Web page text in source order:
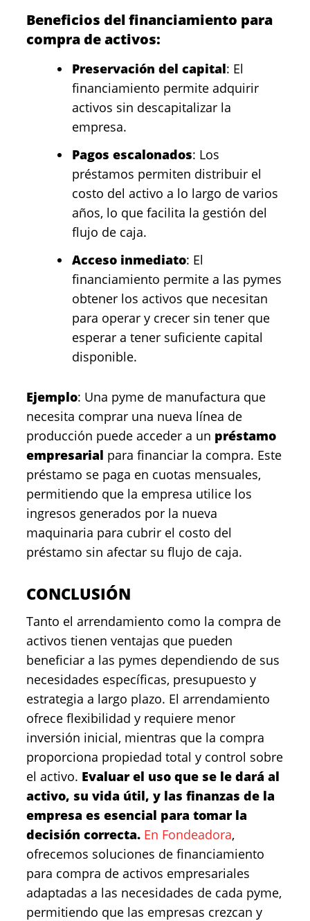
Beneficios del financiamiento para
compra de activos:
Preservación del capital: El
financiamiento permite adquirir
activos sin descapitalizar la
empresa.
Pagos escalonados: Los
préstamos permiten distribuir el
costo del activo a lo largo de varios
años, lo que facilita la gestión del
flujo de caja.
Acceso inmediato: El
financiamiento permite a las pymes
obtener los activos que necesitan
para operar y crecer sin tener que
esperar a tener suficiente capital
disponible.
Ejemplo: Una pyme de manufactura que
necesita comprar una nueva línea de
producción puede acceder a un préstamo
empresarial para financiar la compra. Este
préstamo se paga en cuotas mensuales,
permitiendo que la empresa utilice los
ingresos generados por la nueva
maquinaria para cubrir el costo del
préstamo sin afectar su flujo de caja.
CONCLUSIÓN
Tanto el arrendamiento como la compra de
activos tienen ventajas que pueden
beneficiar a las pymes dependiendo de sus
necesidades específicas, presupuesto y
estrategia a largo plazo. El arrendamiento
ofrece flexibilidad y requiere menor
inversión inicial, mientras que la compra
proporciona propiedad total y control sobre
el activo. Evaluar el uso que se le dará al
activo, su vida útil, y las finanzas de la
empresa es esencial para tomar la
decisión correcta. En Fondeadora,
ofrecemos soluciones de financiamiento
para compra de activos empresariales
adaptadas a las necesidades de cada pyme,
permitiendo que las empresas crezcan y